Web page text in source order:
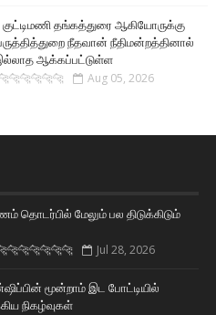
தங்கத்துரை ஆகியோருக்கு
நீதவான் நீதிமன்றத்தினால்
ஆக்கப்பட்டுள்ள
Aug 05, 2026
தொடர்பில் மேலும் பல திடுக்கிடும்
Jul 28, 2026
மூன்றாம் இட போட்டியில்
நிகழ்வுகள்